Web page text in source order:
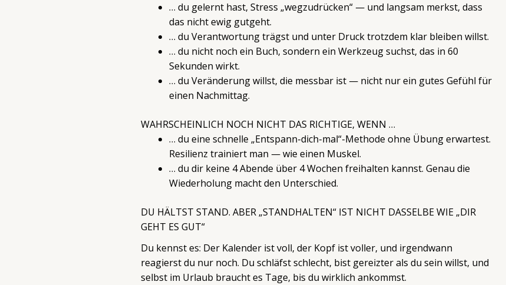
… du gelernt hast, Stress „wegzudrücken“ — und langsam merkst, dass
das nicht ewig gutgeht.
… du Verantwortung trägst und unter Druck trotzdem klar bleiben willst.
… du nicht noch ein Buch, sondern ein Werkzeug suchst, das in 60
Sekunden wirkt.
… du Veränderung willst, die messbar ist — nicht nur ein gutes Gefühl für
einen Nachmittag.
WAHRSCHEINLICH NOCH NICHT DAS RICHTIGE, WENN …
… du eine schnelle „Entspann-dich-mal“-Methode ohne Übung erwartest.
Resilienz trainiert man — wie einen Muskel.
… du dir keine 4 Abende über 4 Wochen freihalten kannst. Genau die
Wiederholung macht den Unterschied.
DU HÄLTST STAND. ABER „STANDHALTEN“ IST NICHT DASSELBE WIE „DIR
GEHT ES GUT“
Du kennst es: Der Kalender ist voll, der Kopf ist voller, und irgendwann
reagierst du nur noch. Du schläfst schlecht, bist gereizter als du sein willst, und
selbst im Urlaub braucht es Tage, bis du wirklich ankommst.